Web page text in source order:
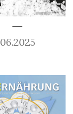
06.2025